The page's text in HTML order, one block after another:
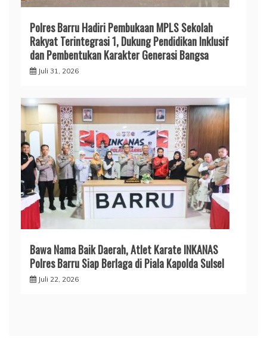
Polres Barru Hadiri Pembukaan MPLS Sekolah
Rakyat Terintegrasi 1, Dukung Pendidikan Inklusif
dan Pembentukan Karakter Generasi Bangsa
Juli 31, 2026
​Bawa Nama Baik Daerah, Atlet Karate INKANAS
Polres Barru Siap Berlaga di Piala Kapolda Sulsel
Juli 22, 2026